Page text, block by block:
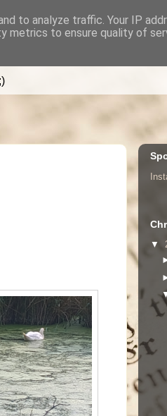
▼
to analyze traffic. Your IP
metrics to ensure quality of